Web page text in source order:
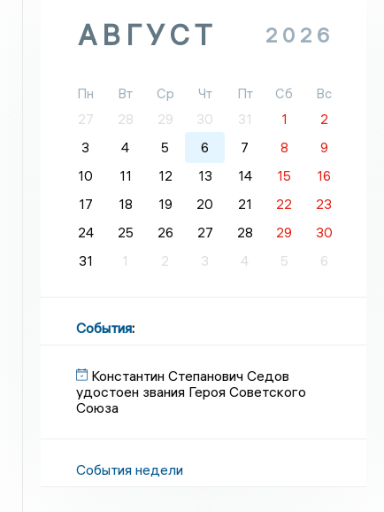
АВГУСТ 2026
Пн Вт Ср Чт Пт Сб
Вс
27
28 29 30 31 1
2
3
4 5 6 7 8
9
10
11 12 13 14 15
16
17
18 19 20 21 22
23
24
25 26 27 28 29
30
31
1 2 3 4 5 6
События:
Константин Степанович Седов
удостоен звания Героя Советского
Союза
События недели